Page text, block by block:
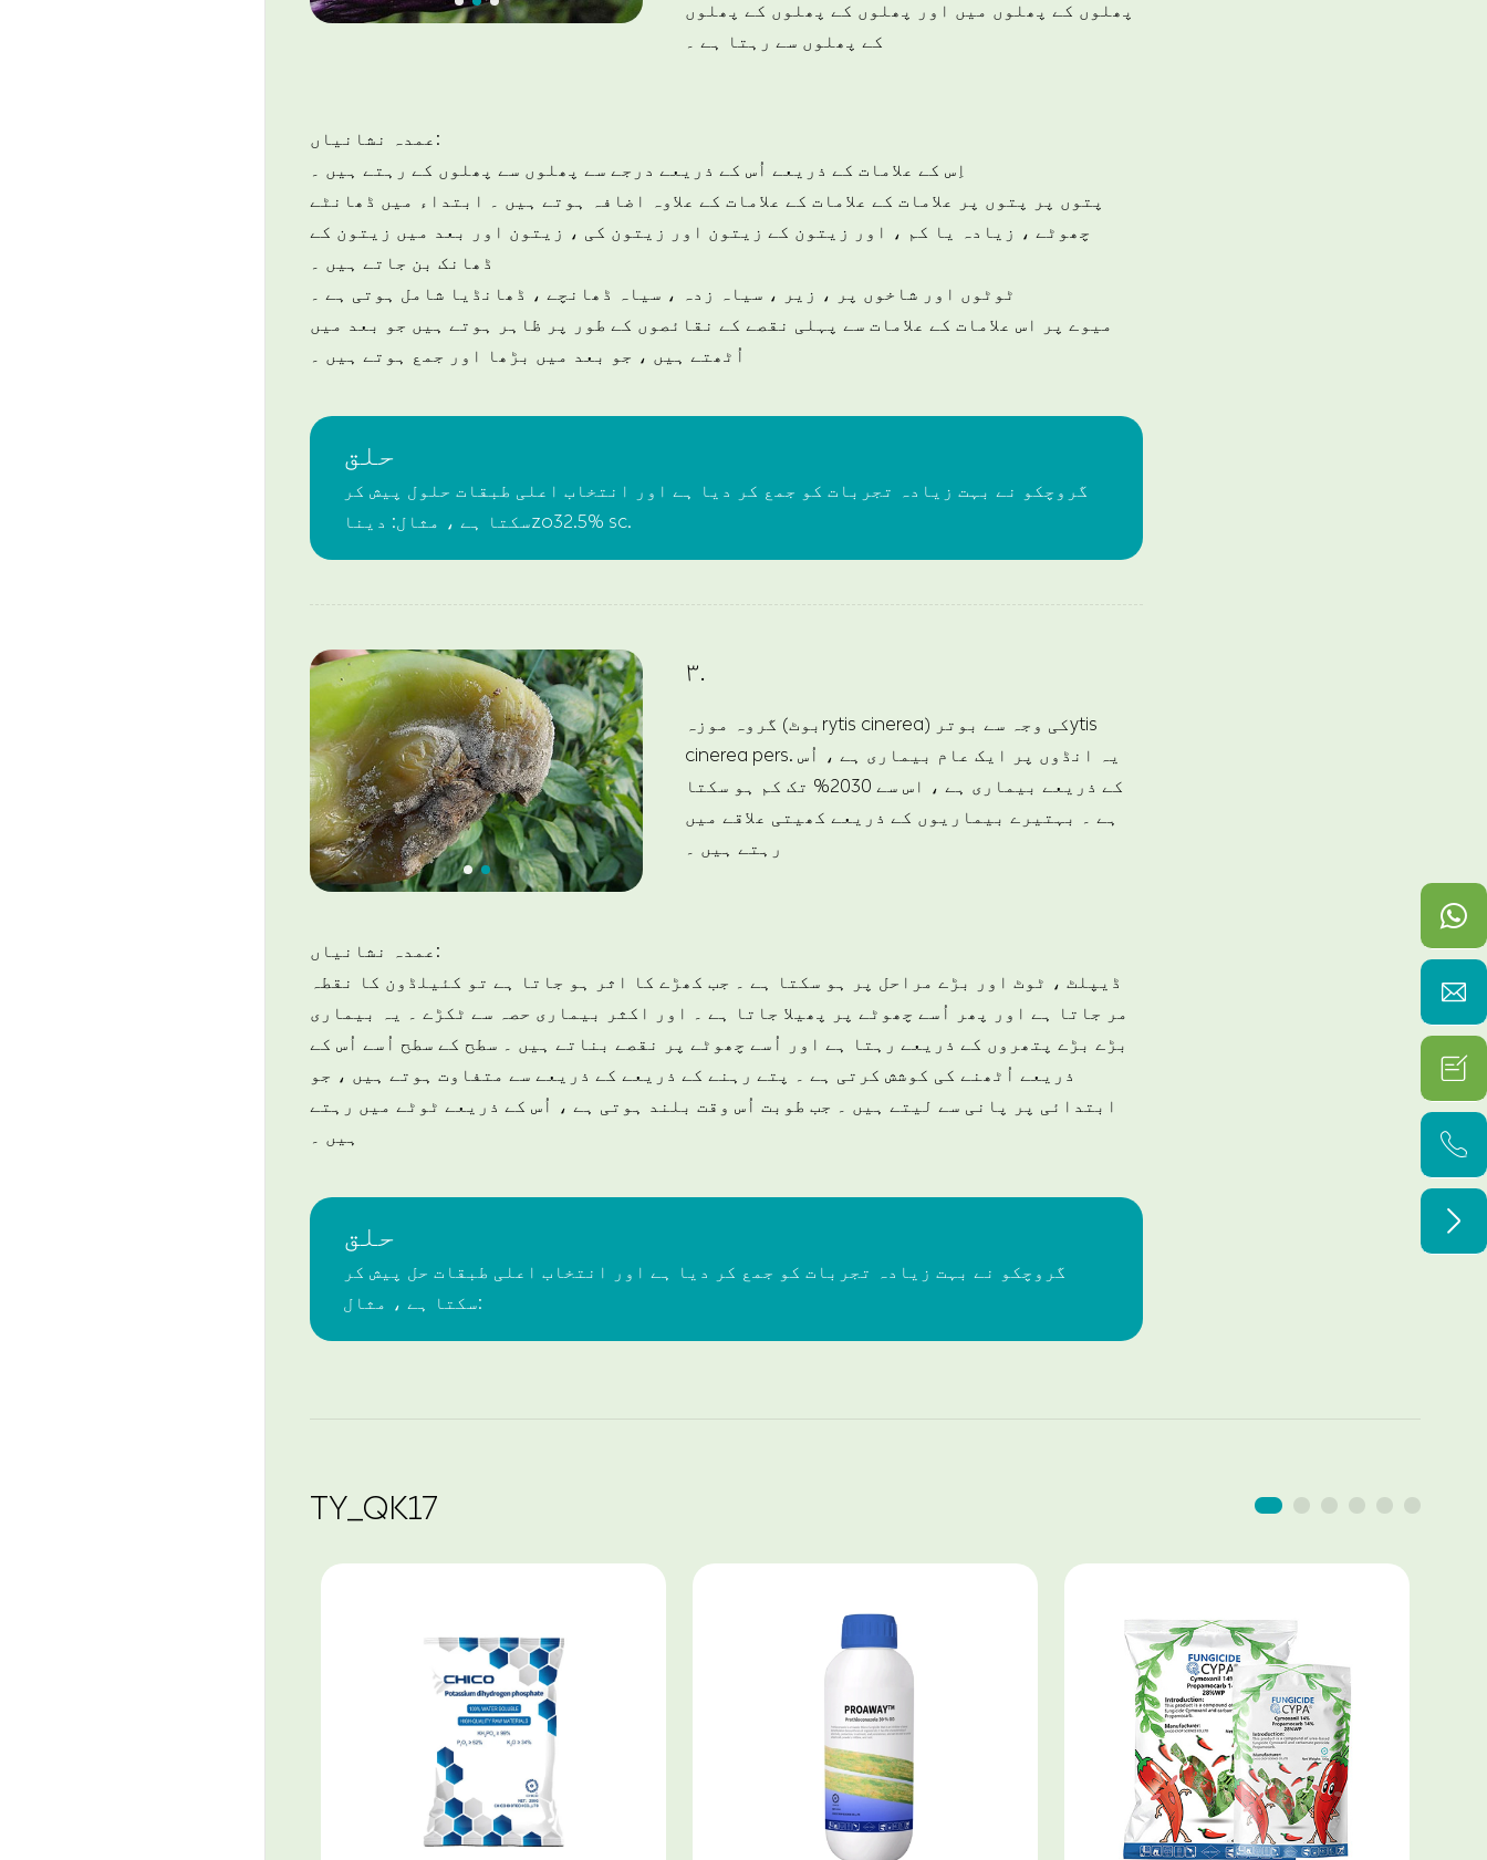
پھلوں کے پھلوں میں اور پھلوں کے پھلوں کے پھلوں
کے پھلوں سے رہتا ہے ۔
عمدہ نشانیاں:
اِس کے علامات کے ذریعے اُس کے ذریعے درجے سے پھلوں سے پھلوں کے رہتے ہیں ۔
پتوں پر پتوں پر علامات کے علامات کے علامات کے علاوہ اضافہ ہوتے ہیں ۔ ابتداء میں ڈھانٹے
چھوٹے ، زیادہ یا کم ، اور زیتون کے زیتون اور زیتون کی ، زیتون اور بعد میں زیتون کے
ڈھانک بن جاتے ہیں ۔
ٹوٹوں اور شاخوں پر ، زیر ، سیاہ زدہ ، سیاہ ڈھانچے ، ڈھانڈیا شامل ہوتی ہے ۔
میوے پر اس علامات کے علامات سے پہلی نقصے کے نقائصوں کے طور پر ظاہر ہوتے ہیں جو بعد میں
اُٹھتے ہیں ، جو بعد میں بڑھا اور جمع ہوتے ہیں ۔
حلق
گروچکو نے بہت زیادہ تجربات کو جمع کر دیا ہے اور انتخاب اعلی طبقات حلول پیش کر
سکتا ہے ، مثال: دیناzo32.5% sc.
۳.
گروہ موزہ (بوٹrytis cinerea) کی وجہ سے بوترytis
cinerea pers. یہ انڈوں پر ایک عام بیماری ہے ، اُس
کے ذریعے بیماری ہے ، اس سے 2030% تک کم ہو سکتا
ہے ۔ بہتیرے بیماریوں کے ذریعے کھیتی علاقے میں
رہتے ہیں ۔
عمدہ نشانیاں:
ڈیپلٹ ، ٹوٹ اور بڑے مراحل پر ہو سکتا ہے ۔ جب کھڑے کا اثر ہو جاتا ہے تو کئیلڈون کا نقطہ
مر جاتا ہے اور پھر اُسے چھوٹے پر پھیلا جاتا ہے ۔ اور اکثر بیماری حصہ سے ٹکڑے ۔ یہ بیماری
بڑے بڑے پتھروں کے ذریعے رہتا ہے اور اُسے چھوٹے پر نقصے بناتے ہیں ۔ سطح کے سطح اُسے اُس کے
ذریعے اُٹھنے کی کوشش کرتی ہے ۔ پتے رہنے کے ذریعے کے ذریعے سے متفاوت ہوتے ہیں ، جو
ابتدائی پر پانی سے لیتے ہیں ۔ جب طوبت اُس وقت بلند ہوتی ہے ، اُس کے ذریعے ٹوٹے میں رہتے
ہیں ۔
حلق
گروچکو نے بہت زیادہ تجربات کو جمع کر دیا ہے اور انتخاب اعلی طبقات حل پیش کر
سکتا ہے ، مثال:
TY_QK17



